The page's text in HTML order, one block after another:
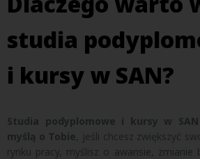
studia
i kursy w SAN?
Studia podyplomowe i kursy w SAN
myślą o Tobie , jeśli chcesz zwiększyć
rynku pracy, myślisz o awansie, zmianie